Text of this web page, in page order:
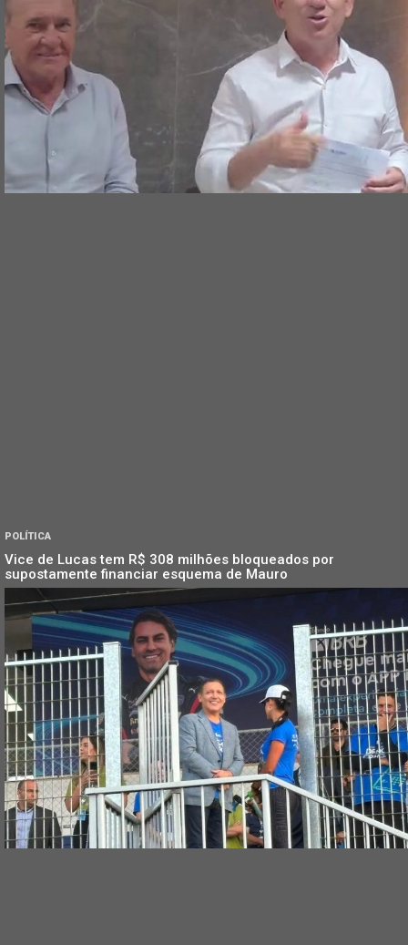
POLÍTICA
Vice de Lucas tem R$ 308 milhões bloqueados por
supostamente financiar esquema de Mauro